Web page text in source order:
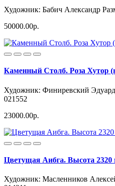
Художник: Бабич Александр
50000.00р.
Каменный Столб. Роза Хутор
Художник: Финиревский Эдуард
021552
23000.00р.
Цветущая Аибга. Высота 2320
Художник: Масленников